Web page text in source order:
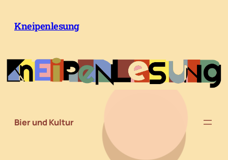
Inhalt
springen
Kneipenlesung
Bier und Kultur